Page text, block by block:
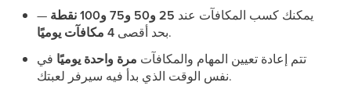
يمكنك كسب المكافآت عند 25 و50 و75 و100 نقطة
—
بحد أقصى 4 مكافآت يوميًا
.
تتم إعادة تعيين المهام والمكافآت مرة واحدة يوميًا في
نفس الوقت الذي بدأ فيه سيرفر لعبتك.